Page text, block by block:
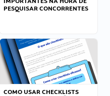
PESQUISAR CONCORRENTES
COMO USAR CHECKLISTS